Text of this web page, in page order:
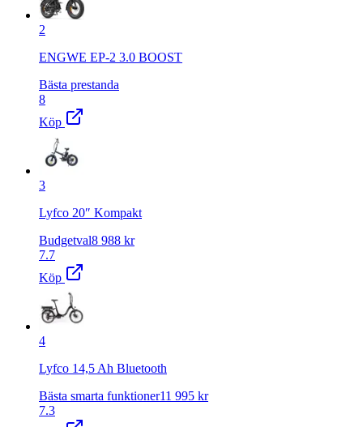
2
ENGWE EP-2 3.0 BOOST
Bästa prestanda
8
Köp
3
Lyfco 20″ Kompakt
Budgetval8 988 kr
7.7
Köp
4
Lyfco 14,5 Ah Bluetooth
Bästa smarta funktioner11 995 kr
7.3